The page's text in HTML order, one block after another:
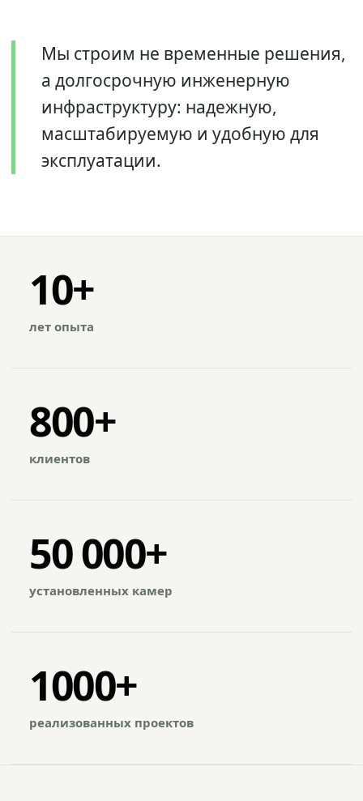
Мы строим не временные решения,
а долгосрочную инженерную
инфраструктуру: надежную,
масштабируемую и удобную для
эксплуатации.
10+
лет опыта
800+
клиентов
50 000+
установленных камер
1000+
реализованных проектов